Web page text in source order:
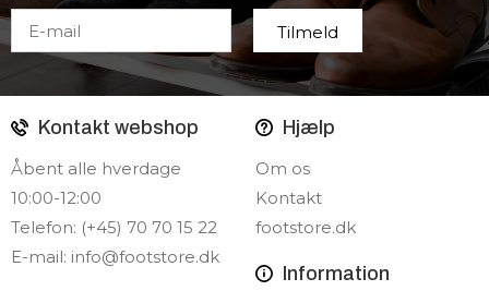
Kontakt webshop
Åbent alle hverdage
10:00-12:00
Telefon: (+45) 70 70 15 22
E-mail: info@footstore.dk
Hjælp
Om os
Kontakt
footstore.dk
Information